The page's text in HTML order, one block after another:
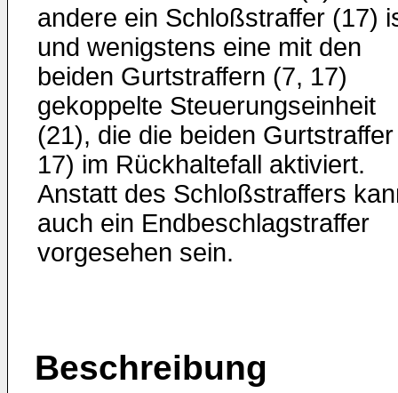
andere ein Schloßstraffer (17)
und wenigstens eine mit den
beiden Gurtstraffern (7, 17)
gekoppelte Steuerungseinheit
(21), die die beiden
17) im Rückhaltefall aktiviert.
Anstatt des Schloßstraffers
auch ein Endbeschlagstraffer
vorgesehen sein.
Beschreibung